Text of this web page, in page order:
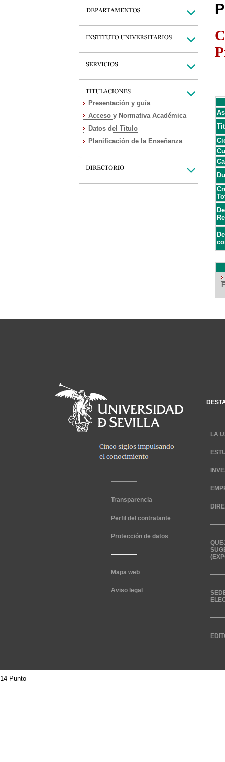
Presentación y guía
Acceso y Normativa Académica
Datos del Título
Planificación de la Enseñanza
Transparencia
Perfil del contratante
Protección de datos
Mapa web
Aviso legal
LA
14 Punto